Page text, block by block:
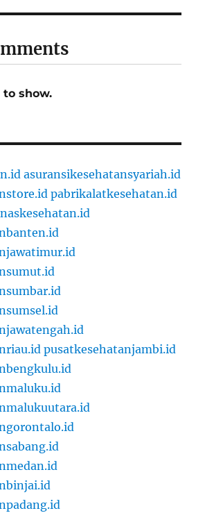
to show.
asuransikesehatansyariah.id
pabrikalatkesehatan.id
pusatkesehatanjambi.id